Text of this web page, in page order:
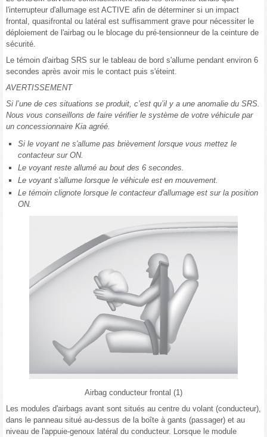
l'interrupteur d'allumage est ACTIVE afin de déterminer si un impact
frontal, quasifrontal ou latéral est suffisamment grave pour nécessiter le
déploiement de l'airbag ou le blocage du pré-tensionneur de la ceinture de
sécurité.
Le témoin d'airbag SRS sur le tableau de bord s'allume pendant environ 6
secondes après avoir mis le contact puis s'éteint.
AVERTISSEMENT
Si l’une de ces situations se produit, c’est qu’il y a une anomalie du SRS.
Nous vous conseillons de faire vérifier le système de votre véhicule par
un concessionnaire Kia agréé.
Si le voyant ne s'allume pas brièvement lorsque vous mettez le
contacteur sur ON.
Le voyant reste allumé au bout des 6 secondes.
Le voyant s'allume lorsque le véhicule est en mouvement.
Le témoin clignote lorsque le contacteur d'allumage est sur la position
ON.
Airbag conducteur frontal (1)
Les modules d'airbags avant sont situés au centre du volant (conducteur),
dans le panneau situé au-dessus de la boîte à gants (passager) et au
niveau de l'appuie-genoux latéral du conducteur. Lorsque le module